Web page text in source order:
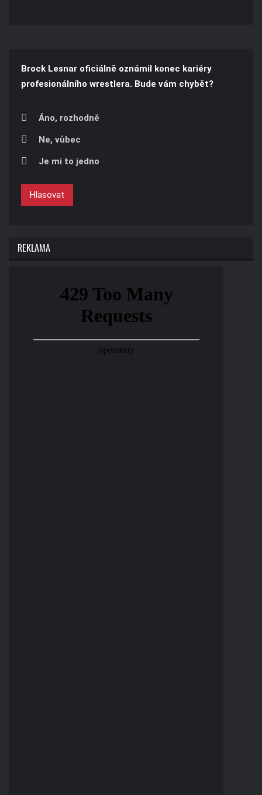
Brock Lesnar oficiálně oznámil konec kariéry
profesionálního wrestlera. Bude vám chybět?
Áno, rozhodně
Ne, vůbec
Je mi to jedno
Hlasovat
REKLAMA